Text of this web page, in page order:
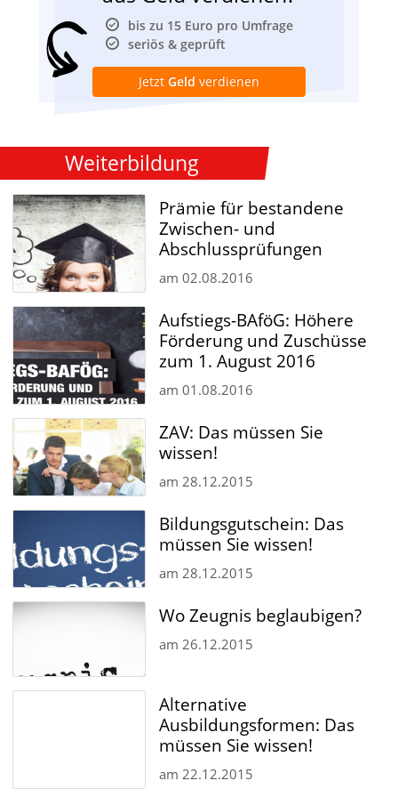
bis zu 15 Euro pro Umfrage
seriös & geprüft
Jetzt Geld verdienen
Weiterbildung
Prämie für bestandene
Zwischen- und
Abschlussprüfungen
am 02.08.2016
Aufstiegs-BAföG: Höhere
Förderung und Zuschüsse
zum 1. August 2016
am 01.08.2016
ZAV: Das müssen Sie
wissen!
am 28.12.2015
Bildungsgutschein: Das
müssen Sie wissen!
am 28.12.2015
Wo Zeugnis beglaubigen?
am 26.12.2015
Alternative
Ausbildungsformen: Das
müssen Sie wissen!
am 22.12.2015